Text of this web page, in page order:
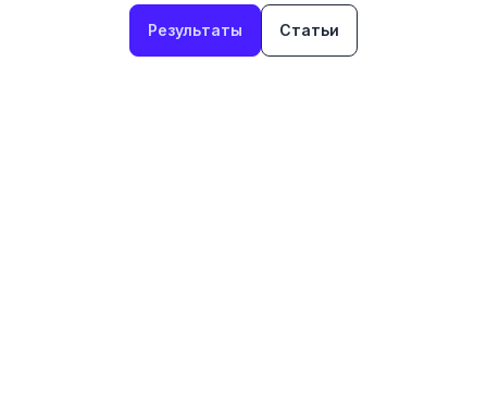
Результаты Статьи